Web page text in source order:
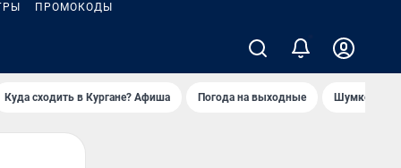
ПРОМОКОДЫ
Куда сходить в Кургане? Афиша Погода на выходные Шумков в